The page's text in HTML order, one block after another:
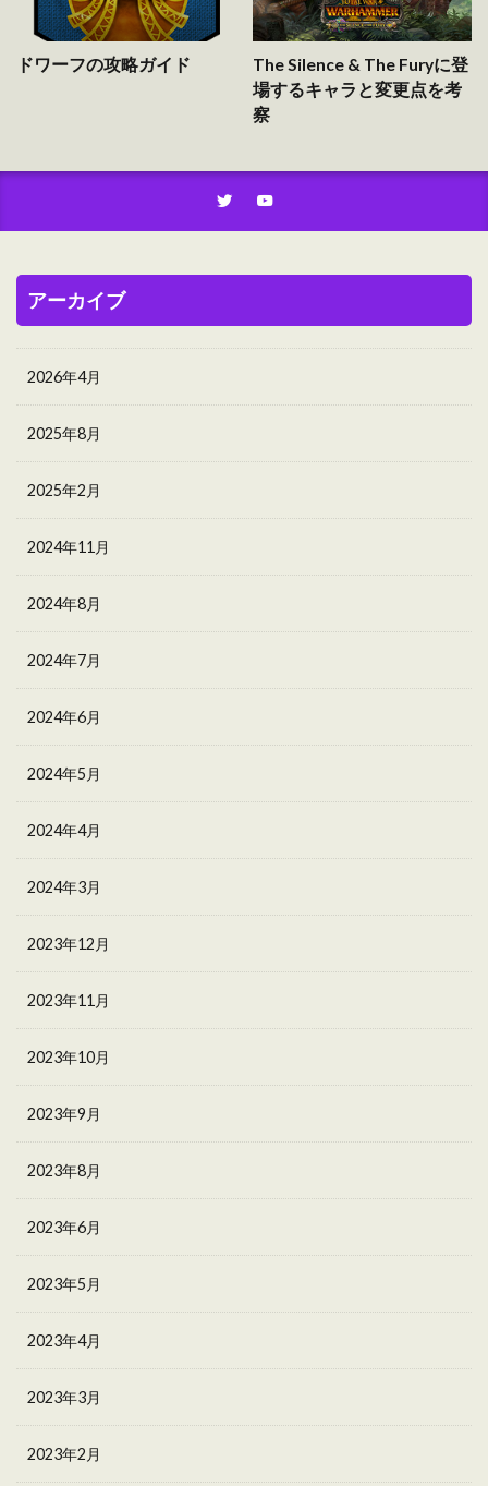
ドワーフの攻略ガイド
The Silence & The Furyに登
場するキャラと変更点を考
察
アーカイブ
2026年4月
2025年8月
2025年2月
2024年11月
2024年8月
2024年7月
2024年6月
2024年5月
2024年4月
2024年3月
2023年12月
2023年11月
2023年10月
2023年9月
2023年8月
2023年6月
2023年5月
2023年4月
2023年3月
2023年2月